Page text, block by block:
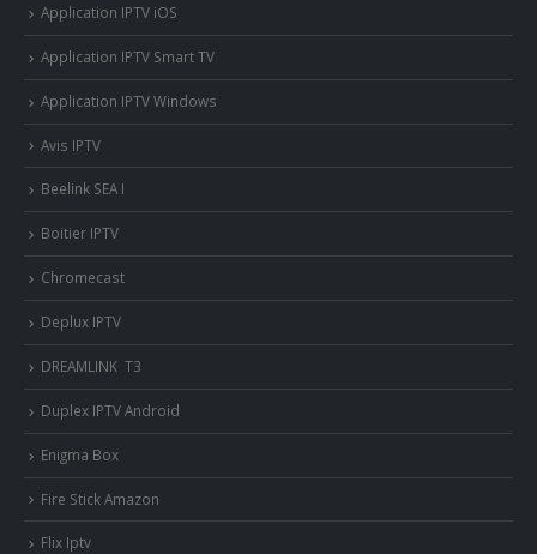
Application IPTV iOS
Application IPTV Smart TV
Application IPTV Windows
Avis IPTV
Beelink SEA I
Boitier IPTV
Chromecast
Deplux IPTV
DREAMLINK T3
Duplex IPTV Android
Enigma Box
Fire Stick Amazon
Flix Iptv